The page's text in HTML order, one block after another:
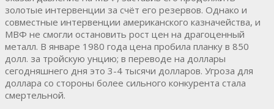
золотые интервенции за счёт его резервов. Однако и
совместные интервенции американского казначейства, и
МВФ не смогли остановить рост цен на драгоценный
металл. В январе 1980 года цена пробила планку в 850
долл. за тройскую унцию; в переводе на доллары
сегодняшнего дня это 3-4 тысячи долларов. Угроза для
доллара со стороны более сильного конкурента стала
смертельной.